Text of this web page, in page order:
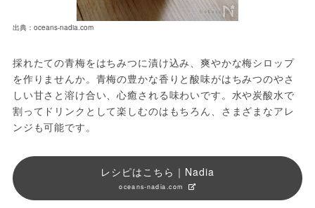
出典：oceans-nadia.com
採れたての青梅をはちみつに漬け込み、爽やかな梅シロップ
を作りませんか。青梅の豊かな香りと酸味がはちみつのやさ
しい甘さと溶け合い、心癒される味わいです。水や炭酸水で
割ってドリンクとして楽しむのはもちろん、さまざまなアレ
ンジも可能です。
レシピはこちら｜Nadia
oceans-nadia.com